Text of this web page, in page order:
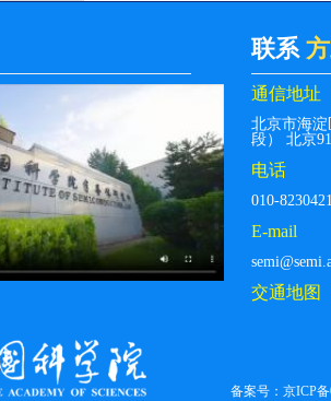
联系
通信地址
北京市海
段） 北京
电话
010-
E-mail
交通地图
备案号： 京ICP